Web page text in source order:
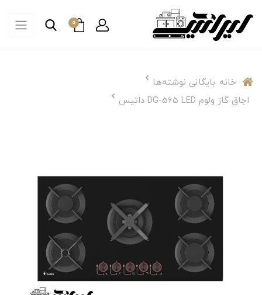
0
خانه بایگانی نوشته‌ها
اجاق گاز ولوم DG-565 LED داتیس